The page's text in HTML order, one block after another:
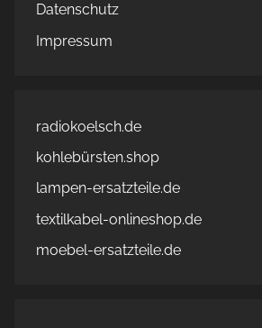
Datenschutz
Impressum
radiokoelsch.de
kohlebürsten.shop
lampen-ersatzteile.de
textilkabel-onlineshop.de
moebel-ersatzteile.de